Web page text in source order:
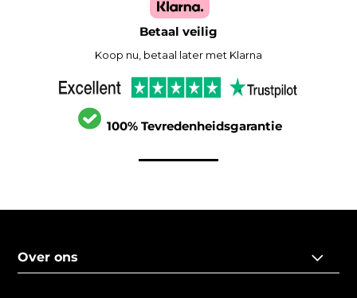
Betaal veilig
Koop nu, betaal later met Klarna
100% Tevredenheidsgarantie
Over ons